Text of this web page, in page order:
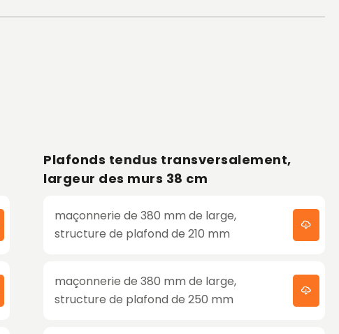
Plafonds tendus transversalement,
largeur des murs 38 cm
maçonnerie de 380 mm de large,
structure de plafond de 210 mm
maçonnerie de 380 mm de large,
structure de plafond de 250 mm